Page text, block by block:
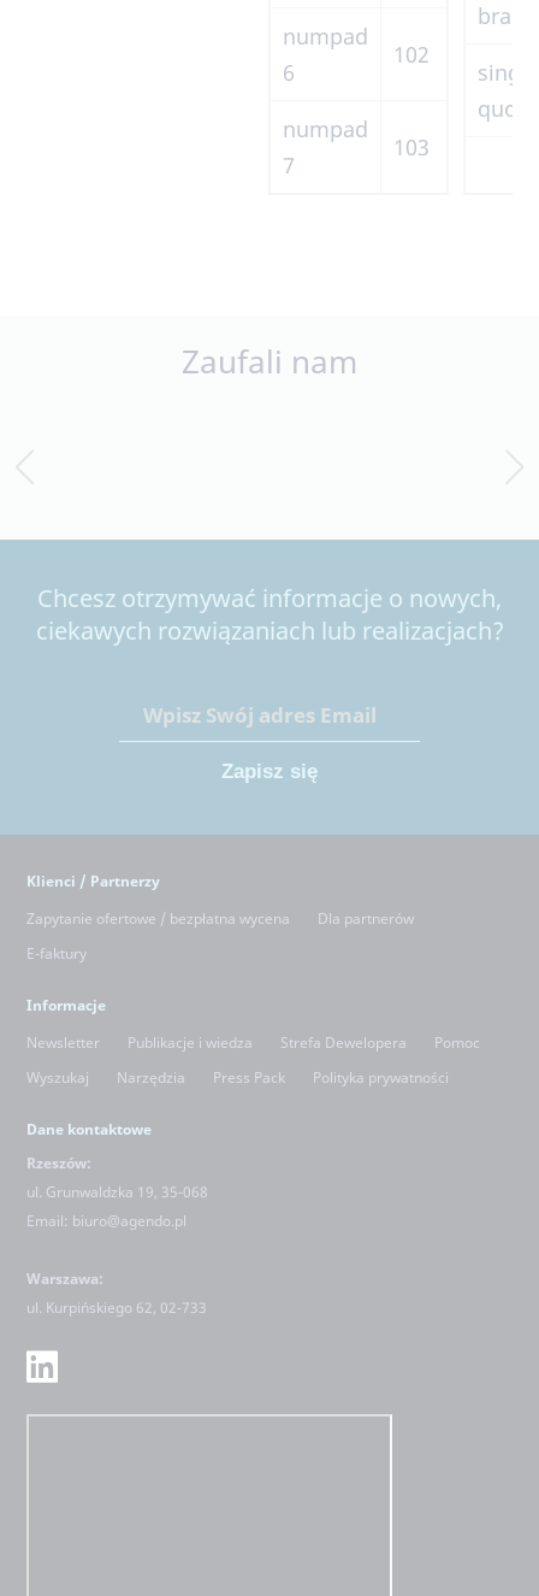
numpad
6
102
numpad
7
103
single
quote
Zaufali nam
Chcesz otrzymywać informacje o nowych,
ciekawych rozwiązaniach lub realizacjach?
Klienci / Partnerzy
Zapytanie ofertowe / bezpłatna wycena
Dla partnerów
E-faktury
Informacje
Newsletter
Publikacje i wiedza Strefa Dewelopera
Pomoc
Wyszukaj
Narzędzia Press Pack Polityka prywatności
Dane kontaktowe
Rzeszów:
ul. Grunwaldzka 19, 35-068
Email: biuro@agendo.pl
Warszawa:
ul. Kurpińskiego 62, 02-733